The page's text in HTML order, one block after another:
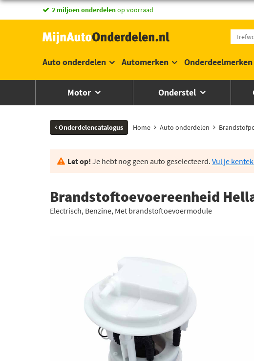
vandaag besteld,morgen in huis *
2 miljoen onderdelenop voorraad
Auto onderdelen Automerken Onderdeelmerken
Motor Onderstel
Onderdelencatalogus Home Auto onderdelen
Let op! Je hebt nog geen auto geselecteerd. Vul je
Brandstoftoevoereenheid
Electrisch, Benzine, Met brandstoftoevoermodule